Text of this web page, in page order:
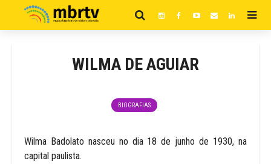
WILMA DE AGUIAR
BIOGRAFIAS
Wilma Badolato nasceu no dia 18 de junho de 1930, na
capital paulista.